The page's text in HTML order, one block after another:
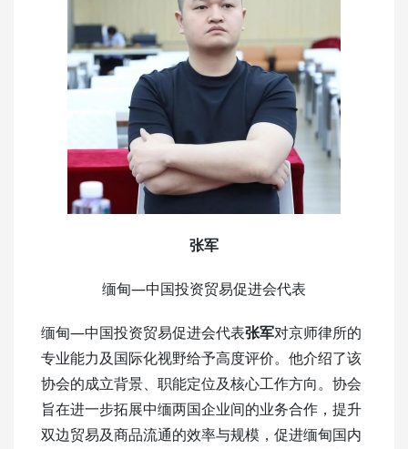
张军
缅甸—中国投资贸易促进会代表
缅甸—中国投资贸易促进会代表张军对京师律所的
专业能力及国际化视野给予高度评价。他介绍了该
协会的成立背景、职能定位及核心工作方向。协会
旨在进一步拓展中缅两国企业间的业务合作，提升
双边贸易及商品流通的效率与规模，促进缅甸国内